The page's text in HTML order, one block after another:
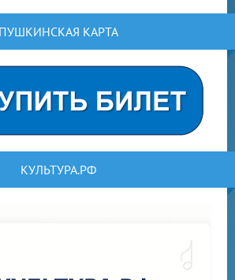
ПУШКИНСКАЯ КАРТА
КУЛЬТУРА.РФ